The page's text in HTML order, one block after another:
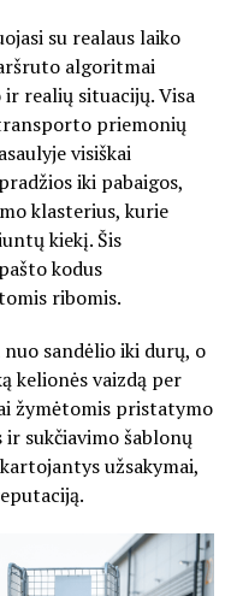
su realaus laiko
algoritmai
realių situacijų. Visa
priemonių
visiškai
iki pabaigos,
klasterius, kurie
kiekį. Šis
kodus
ribomis.
sandėlio iki durų, o
kelionės vaizdą per
žymėtomis pristatymo
sukčiavimo šablonų
užsakymai,